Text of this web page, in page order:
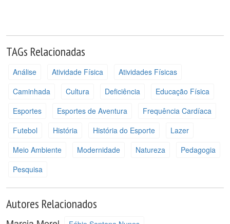
TAGs Relacionadas
Análise Atividade Física
Atividades Físicas
Caminhada
Cultura Deficiência
Educação Física
Esportes
Esportes de Aventura
Frequência Cardíaca
Futebol
História História do Esporte
Lazer
Meio Ambiente
Modernidade Natureza
Pedagogia
Pesquisa
Autores Relacionados